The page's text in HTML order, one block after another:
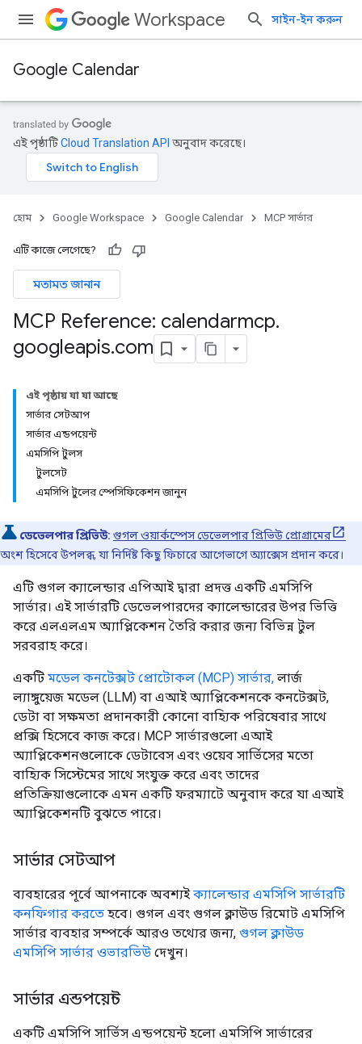
Workspace সাইন-ইন করুন
Google Calendar
এই পৃষ্ঠাটিCloud Translation API অনুবাদ করেছে।
হোম Google Workspace Google Calendar MCP সার্ভার
এটি কাজে লেগেছে?
মতামত জানান
MCP Reference: calendarmcp.
googleapis.com
এই পৃষ্ঠায় যা যা আছে
সার্ভার সেটআপ
সার্ভার এন্ডপয়েন্ট
এমসিপি টুলস
টুলসেট
এমসিপি টুলের স্পেসিফিকেশন জানুন
ডেভেলপার প্রিভিউ: গুগল ওয়ার্কস্পেস ডেভেলপার প্রিভিউ প্রোগ্রামের
অংশ হিসেবে উপলব্ধ, যা নির্দিষ্ট কিছু ফিচারে আগেভাগে অ্যাক্সেস প্রদান করে।
এটি গুগল ক্যালেন্ডার এপিআই দ্বারা প্রদত্ত একটি এমসিপি
সার্ভার। এই সার্ভারটি ডেভেলপারদের ক্যালেন্ডারের উপর ভিত্তি
করে এলএলএম অ্যাপ্লিকেশন তৈরি করার জন্য বিভিন্ন টুল
সরবরাহ করে।
একটি মডেল কনটেক্সট প্রোটোকল (MCP) সার্ভার, লার্জ
ল্যাঙ্গুয়েজ মডেল (LLM) বা এআই অ্যাপ্লিকেশনকে কনটেক্সট,
ডেটা বা সক্ষমতা প্রদানকারী কোনো বাহ্যিক পরিষেবার সাথে
প্রক্সি হিসেবে কাজ করে। MCP সার্ভারগুলো এআই
অ্যাপ্লিকেশনগুলোকে ডেটাবেস এবং ওয়েব সার্ভিসের মতো
বাহ্যিক সিস্টেমের সাথে সংযুক্ত করে এবং তাদের
প্রতিক্রিয়াগুলোকে এমন একটি ফরম্যাটে অনুবাদ করে যা এআই
অ্যাপ্লিকেশনটি বুঝতে পারে।
সার্ভার সেটআপ
ব্যবহারের পূর্বে আপনাকে অবশ্যইক্যালেন্ডার এমসিপি সার্ভারটি
কনফিগার করতে হবে। গুগল এবং গুগল ক্লাউড রিমোট এমসিপি
সার্ভার ব্যবহার সম্পর্কে আরও তথ্যের জন্য, গুগল ক্লাউড
এমসিপি সার্ভার ওভারভিউ দেখুন।
সার্ভার এন্ডপয়েন্ট
একটি এমসিপি সার্ভিস এন্ডপয়েন্ট হলো এমসিপি সার্ভারের